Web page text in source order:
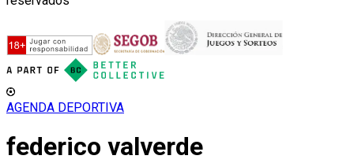
AGENDA DEPORTIVA
federico valverde